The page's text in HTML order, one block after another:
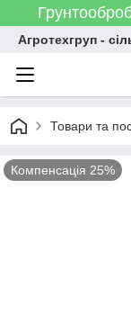
Агротехгруп -
Товари та
Компенсація 25%